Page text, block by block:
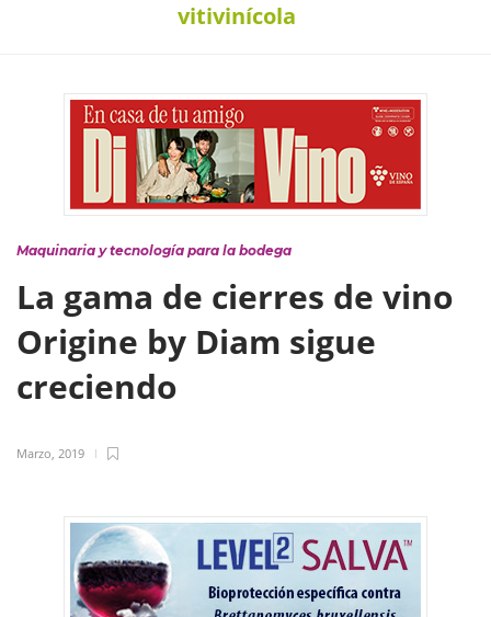
vitivinícola
Maquinaria y tecnología para la bodega
La gama de cierres de vino
Origine by Diam sigue
creciendo
Marzo, 2019